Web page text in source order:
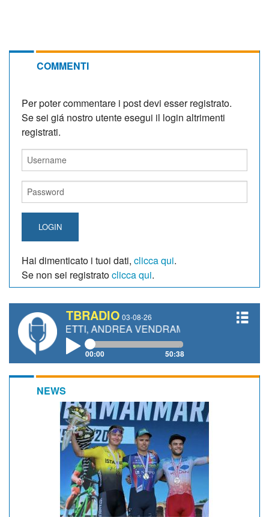
COMMENTI
Per poter commentare i post devi esser registrato.
Se sei giá nostro utente esegui il login altrimenti
registrati.
LOGIN
Hai dimenticato i tuoi dati, clicca qui.
Se non sei registratoclicca qui.
TBRADIO 03-08-26
ANDREA VENDRAME, FILIPPO FIORELLI
00:00 50:38
NEWS